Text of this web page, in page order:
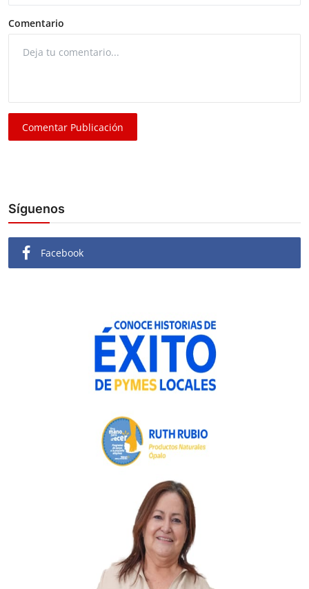
Comentario
Comentar Publicación
Síguenos
Facebook